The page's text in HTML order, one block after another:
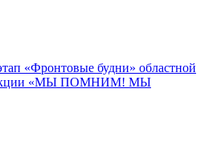
«Фронтовые будни» областной
акции «МЫ ПОМНИМ! МЫ